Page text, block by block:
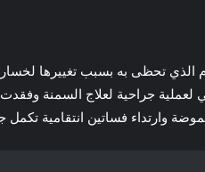
الذي تحظى به بسبب تغييرها